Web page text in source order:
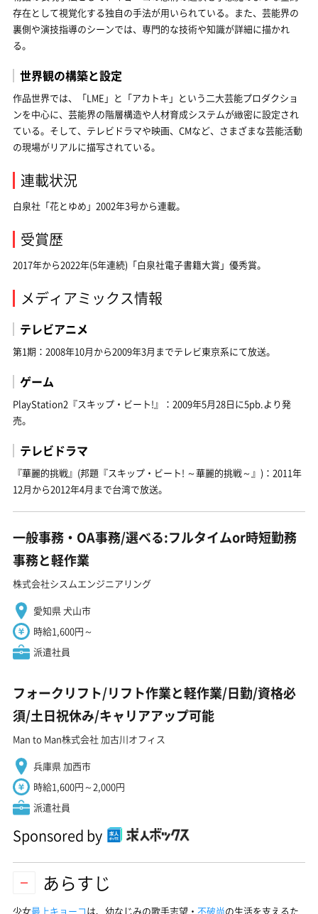
存在として視覚化する独自の手法が用いられている。また、芸能界の
裏側や演技指導のシーンでは、専門的な技術や知識が詳細に描かれ
る。
世界観の構築と設定
作品世界では、「LME」と「アカトキ」という二大芸能プロダクショ
ンを中心に、芸能界の階層構造や人材育成システムが緻密に設定され
ている。そして、テレビドラマや映画、CMなど、さまざまな芸能活動
の現場がリアルに描写されている。
連載状況
白泉社「花とゆめ」2002年3号から連載。
受賞歴
2017年から2022年(5年連続)「白泉社電子書籍大賞」優秀賞。
メディアミックス情報
テレビアニメ
第1期：2008年10月から2009年3月までテレビ東京系にて放送。
ゲーム
PlayStation2『スキップ・ビート!』：2009年5月28日に5pb.より発
売。
テレビドラマ
『華麗的挑戦』(邦題『スキップ・ビート! ～華麗的挑戦～』)：2011年
12月から2012年4月まで台湾で放送。
一般事務・OA事務/選べる:フルタイムor時短勤務
事務と軽作業
株式会社シスムエンジニアリング
愛知県 犬山市
時給1,600円～
派遣社員
フォークリフト/リフト作業と軽作業/日勤/資格必
須/土日祝休み/キャリアアップ可能
Man to Man株式会社 加古川オフィス
兵庫県 加西市
時給1,600円～2,000円
派遣社員
Sponsored by
あらすじ
少女最上キョーコは、幼なじみの歌手志望・ 不破尚の生活を支えるた